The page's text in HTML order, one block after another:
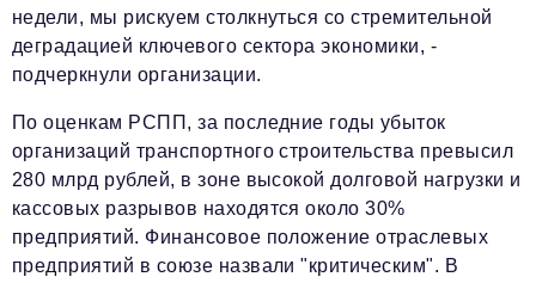
недели, мы рискуем столкнуться со стремительной
деградацией ключевого сектора экономики, -
подчеркнули организации.
По оценкам РСПП, за последние годы убыток
организаций транспортного строительства превысил
280 млрд рублей, в зоне высокой долговой нагрузки и
кассовых разрывов находятся около 30%
предприятий. Финансовое положение отраслевых
предприятий в союзе назвали "критическим". В